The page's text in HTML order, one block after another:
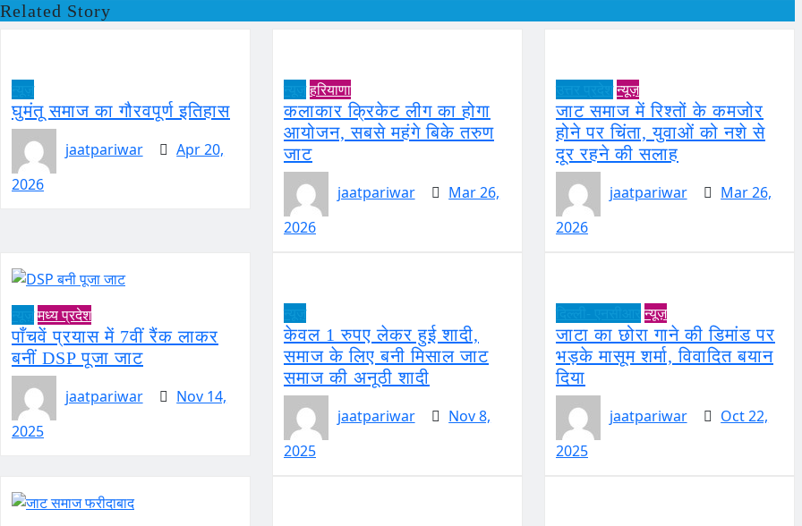
Related Story
घुमंतू समाज का गौरवपूर्ण इतिहास
jaatpariwar
Apr 20,
2026
न्यूज़
हरियाणा
कलाकार क्रिकेट लीग का होगा
आयोजन, सबसे महंगे बिके तरुण
जाट
jaatpariwar
Mar 26,
2026
उत्तर प्रदेश
न्यूज़
जाट समाज में रिश्तों के कमजोर
होने पर चिंता, युवाओं को नशे से
दूर रहने की सलाह
jaatpariwar
Mar 26,
2026
मध्य प्रदेश
पाँचवें प्रयास में 7वीं रैंक लाकर
बनीं DSP पूजा जाट
jaatpariwar
Nov 14,
2025
न्यूज़
केवल 1 रुपए लेकर हुई शादी,
समाज के लिए बनी मिसाल जाट
समाज की अनूठी शादी
jaatpariwar
Nov 8,
2025
दिल्ली- एनसीआर
न्यूज़
जाटा का छोरा गाने की डिमांड पर
भड़के मासूम शर्मा, विवादित बयान
दिया
jaatpariwar
Oct 22,
2025